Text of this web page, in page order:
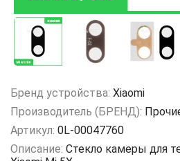
Бренд устройства: Xiaomi
Производитель (БРЕНД):
Артикул: 0L-00047760
Описание: Стекло камеры для